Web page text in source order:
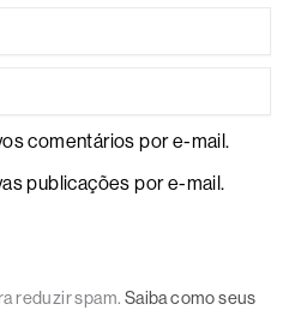
comentários por e-mail.
publicações por e-mail.
reduzir spam. Saiba como seus